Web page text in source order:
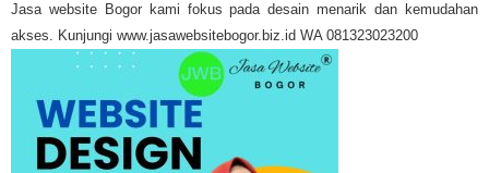
Jasa website Bogor kami fokus pada desain menarik dan kemudahan
akses. Kunjungi www.jasawebsitebogor.biz.id WA 081323023200